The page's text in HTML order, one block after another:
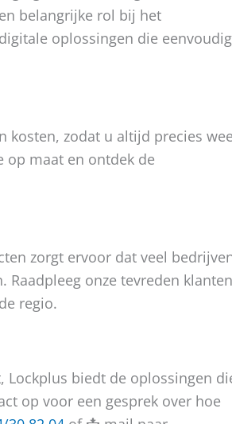
belangrijke rol bij het
oplossingen die eenvoudig
kosten, zodat u altijd precies
op maat en ontdek de
zorgt ervoor dat veel
onze tevreden klanten
regio.
biedt de oplossingen
op voor een gesprek over hoe